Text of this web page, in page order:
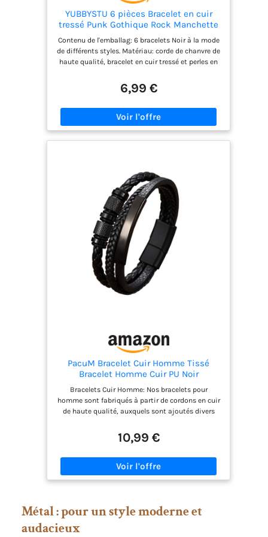
YUBBYSTU 6 pièces Bracelet en cuir
tressé Punk Gothique Rock Manchette
Multicouche Cordon Vintage Longueur
Réglable Bracelets en Cuir
Tressé,Cordon Vintage Homme Femme
Contenu de l'emballag: 6 bracelets Noir à la mode
de différents styles. Matériau: corde de chanvre de
haute qualité, bracelet en cuir tressé et perles en
durable, pas facile à casser. Taille: Corde tressée
réglable, longueur réglable de 18 à 23 cm, peut
de poignet. Designs tendance: design simple et
classique pour un usage personnel, tel que punk,
homme est une excellente idée de cadeau pour les
amis, qu'ils soient portés sur vous-même ou
comme cadeau aux amoureux du style punk ou à
vos proches.
6,99 €
PacuM Bracelet Cuir Homme Tissé
Bracelet Homme Cuir PU Noir
Bracelets Cuir Homme: Nos bracelets pour
homme sont fabriqués à partir de cordons en cuir
de haute qualité, auxquels sont ajoutés divers
bracelet en cuir homme vous confèrent un charme
masculin unique et une allure tendance. Brillants
s'accordent parfaitement avec vos chemises, t-
shirts ou costumes Matériaux Haute Qualité : Nos
cuir PU est souple et élastique, et offre une
excellente résistance à l'usure. Même porté
longtemps, ce gourmette homme ne se déforme
10,99 €
Métal : pour un style moderne et
audacieux